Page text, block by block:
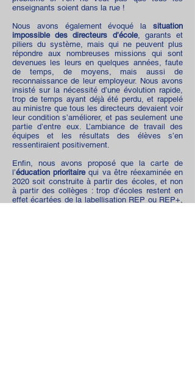
enseignants soient dans la rue !
Nous avons également évoqué la situation
impossible des directeurs d’école, garants et
piliers du système, mais qui ne peuvent plus
répondre aux nombreuses missions qui sont
devenues les leurs en quelques années, faute
de temps, de moyens, mais aussi de
reconnaissance de leur employeur. Nous avons
insisté sur la nécessité d’une évolution rapide,
trop de temps ayant déjà été perdu, et rappelé
au ministre que tous les directeurs devaient voir
leur condition s’améliorer, et pas seulement une
partie d’entre eux. L’ambiance de travail des
équipes et les résultats des élèves s’en
ressentiraient positivement.
Enfin, nous avons proposé que la carte de
l’éducation prioritairequi va être réexaminée en
2020 soit construite à partir des écoles, et non
à partir des collèges : trop d’écoles restent en
effet écartées de la labellisation REP ou REP+,